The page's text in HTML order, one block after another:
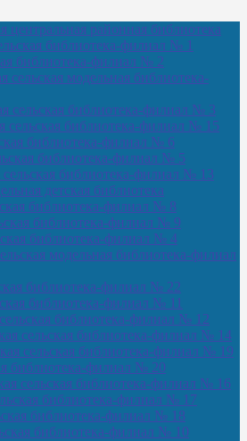
центральная районная библиотека
библиотека-филиал № 1
библиотека-филиал № 2
сельская модельная библиотека-
сельская библиотека-филиал № 3
сельская библиотека-филиал № 15
библиотека-филиал № 6
библиотека-филиал № 5
библиотека-филиал № 13
детская библиотека
библиотека-филиал № 8
библиотека-филиал № 9
библиотека-филиал № 4
модельная библиотека-филиал
библиотека-филиал № 22
библиотека-филиал № 11
библиотека-филиал № 12
сельская библиотека-филиал № 14
сельская библиотека-филиал № 19
библиотека-филиал № 20
сельская библиотека-филиал № 16
библиотека-филиал № 17
библиотека-филиал № 18
библиотека-филиал № 10